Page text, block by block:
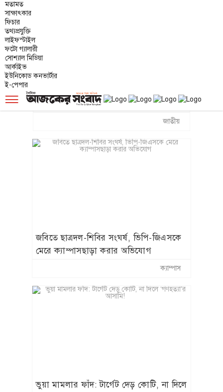
মতামত
সাক্ষাৎকার
ফিচার
তথ্যপ্রযুক্তি
লাইফস্টাইল
ফটো গ্যালারী
সোশ্যাল মিডিয়া
আর্কাইভ
ইউনিকোড কনভার্টার
ই-পেপার
☰
সংবিধানে গ্রহণযোগ্য একটা সংশোধনী
আনতে চাই: স্বরাষ্ট্রমন্ত্রী
জাতীয়
জবিতে ছাত্রদল-শিবির সংঘর্ষ, ভিপি-জিএসকে
মেরে ক্যাম্পাসছাড়া করার অভিযোগ
ক্যাম্পাস
​ভুয়া মামলার ফাঁদ: টার্গেট দেড় কোটি, না দিলে